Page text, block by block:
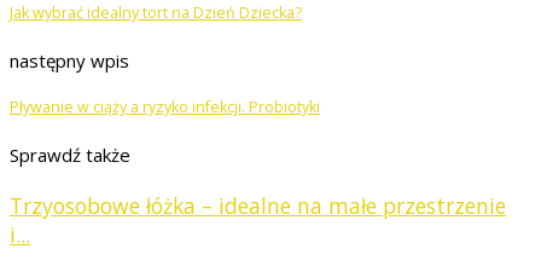
Jak wybrać idealny tort na Dzień Dziecka?
następny wpis
Pływanie w ciąży a ryzyko infekcji. Probiotyki
Sprawdź także
Trzyosobowe łóżka – idealne na małe przestrzenie
i...